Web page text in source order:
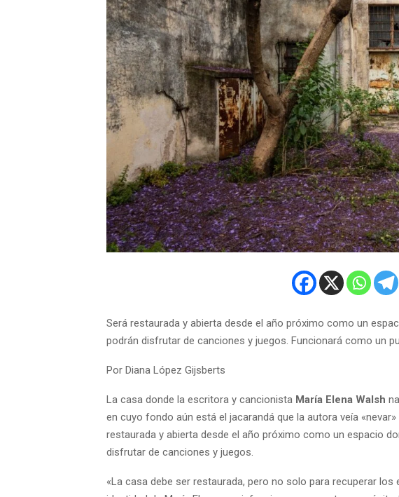
Será restaurada y abierta desde el año próximo como un
podrán disfrutar de canciones y juegos. Funcionará como un
Por Diana López Gijsberts
La casa donde la escritora y cancionista María Elena Walsh
en cuyo fondo aún está el jacarandá que la autora veía
restaurada y abierta desde el año próximo como un espacio
disfrutar de canciones y juegos.
«La casa debe ser restaurada, pero no solo para recuperar